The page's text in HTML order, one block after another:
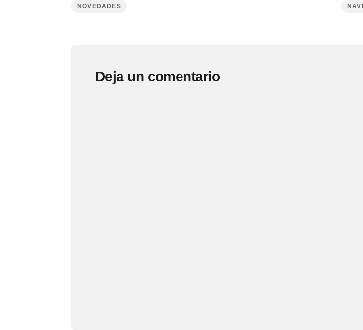
NOVEDADES
Deja un comentario